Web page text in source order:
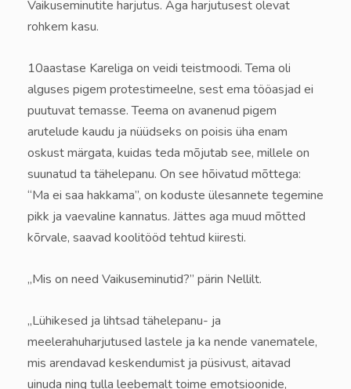
Vaikuseminutite harjutus. Aga harjutusest olevat
rohkem kasu.
10aastase Kareliga on veidi teistmoodi. Tema oli
alguses pigem protestimeelne, sest ema tööasjad ei
puutuvat temasse. Teema on avanenud pigem
arutelude kaudu ja nüüdseks on poisis üha enam
oskust märgata, kuidas teda mõjutab see, millele on
suunatud ta tähelepanu. On see hõivatud mõttega:
“Ma ei saa hakkama”, on koduste ülesannete tegemine
pikk ja vaevaline kannatus. Jättes aga muud mõtted
kõrvale, saavad koolitööd tehtud kiiresti.
„Mis on need Vaikuseminutid?” pärin Nellilt.
„Lühikesed ja lihtsad tähelepanu- ja
meelerahuharjutused lastele ja ka nende vanematele,
mis arendavad keskendumist ja püsivust, aitavad
uinuda ning tulla leebemalt toime emotsioonide,